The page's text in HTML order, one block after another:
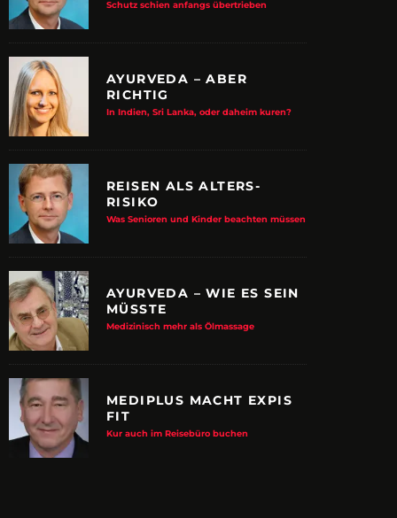
MACHER
System werden Reisen sicherer
ZUPANCIC
Schutz schien anfangs übertrieben
AYURVEDA – ABER
RICHTIG
In Indien, Sri Lanka, oder daheim kuren?
REISEN ALS ALTERS-
RISIKO
Was Senioren und Kinder beachten müssen
AYURVEDA – WIE ES SEIN
MÜSSTE
Medizinisch mehr als Ölmassage
MEDIPLUS MACHT EXPIS
FIT
Kur auch im Reisebüro buchen